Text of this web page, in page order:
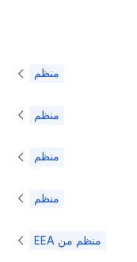
منظم
منظم
منظم
منظم
منظم من EEA